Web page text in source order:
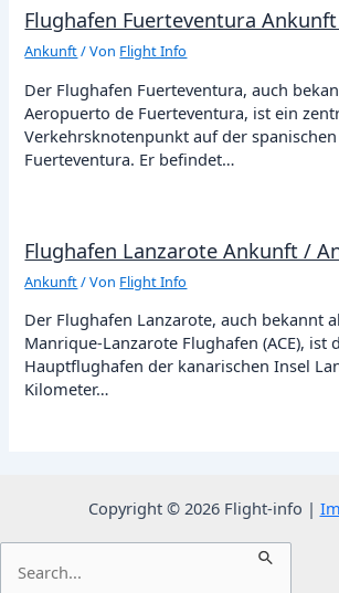
Flughafen Fuerteventura
Ankunft/ Von Flight Info
Der Flughafen Fuerteventura, auch
Aeropuerto de Fuerteventura, ist ein
Verkehrsknotenpunkt auf der
Fuerteventura. Er befindet…
Flughafen Lanzarote Ankunft /
Ankunft/ Von Flight Info
Der Flughafen Lanzarote, auch bekannt
Manrique-Lanzarote Flughafen (ACE), ist
Hauptflughafen der kanarischen Insel
Kilometer…
Copyright © 2026 Flight-info |
nach: